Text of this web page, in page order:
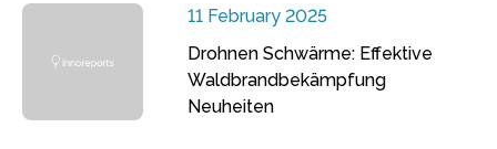
11 February 2025
Drohnen Schwärme: Effektive
Waldbrandbekämpfung
Neuheiten